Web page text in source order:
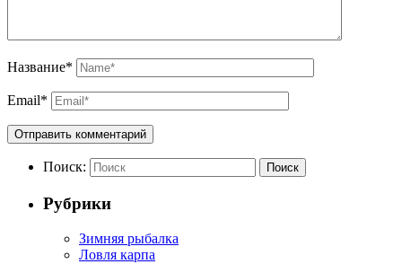
Название*
Email*
Поиск: Поиск
Рубрики
Зимняя рыбалка
Ловля карпа